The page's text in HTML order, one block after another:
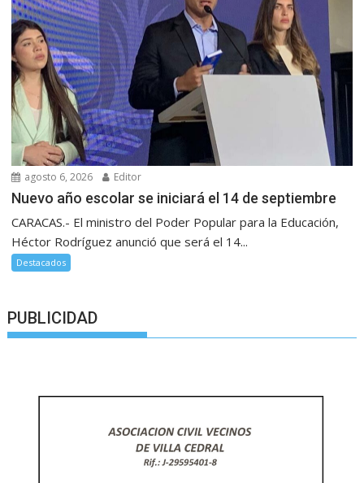
agosto 6, 2026 Editor
Nuevo año escolar se iniciará el 14 de septiembre
CARACAS.- El ministro del Poder Popular para la Educación,
Héctor Rodríguez anunció que será el 14...
Destacados
PUBLICIDAD